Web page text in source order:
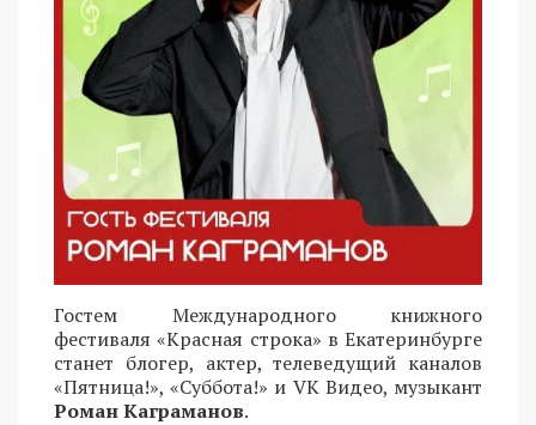
Гостем Международного книжного
фестиваля «Красная строка» в Екатеринбурге
станет блогер, актер, телеведущий каналов
«Пятница!», «Суббота!» и VK Видео, музыкант
Роман Каграманов.